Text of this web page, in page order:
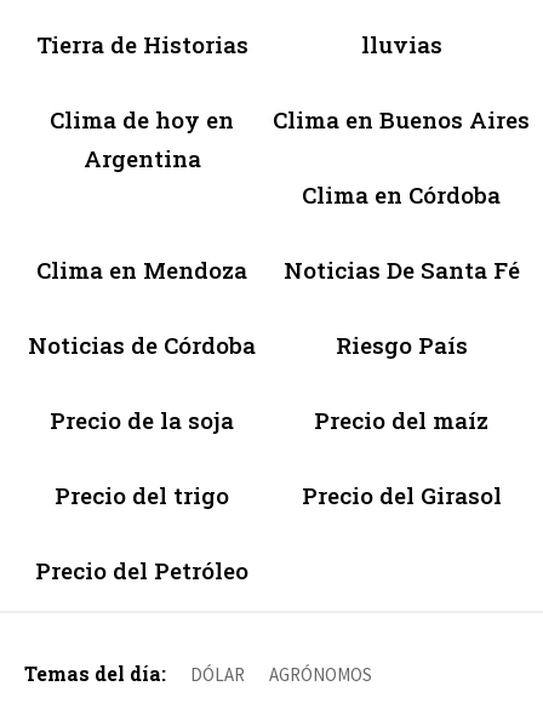
Tierra de Historias lluvias
Clima de hoy en
Argentina
Clima en Buenos Aires
Clima en Córdoba
Clima en Mendoza Noticias De Santa Fé
Noticias de Córdoba Riesgo País
Precio de la soja Precio del maíz
Precio del trigo Precio del Girasol
Precio del Petróleo
Temas del día: DÓLAR AGRÓNOMOS